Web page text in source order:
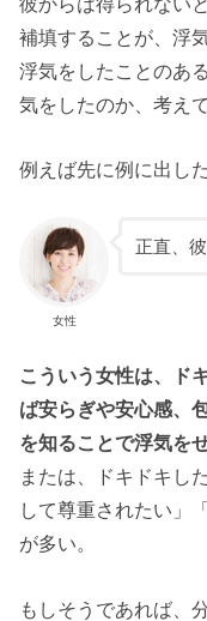
補填することが、浮
浮気をしたことのあ
気をしたのか、考え
例えば先に例に出し
女性
正直、
こういう女性は、ド
ば安らぎや安心感、
を知ることで浮気を
または、ドキドキし
して尊重されたい」
が多い。
もしそうであれば、